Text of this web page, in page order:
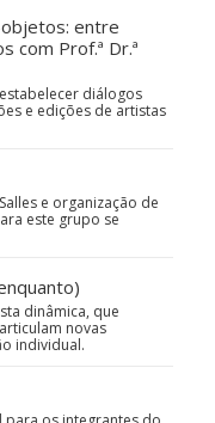
entre
com Prof.ª Dr.ª
diálogos
e edições de artistas
e organização de
este grupo se
dinâmica, que
novas
individual.